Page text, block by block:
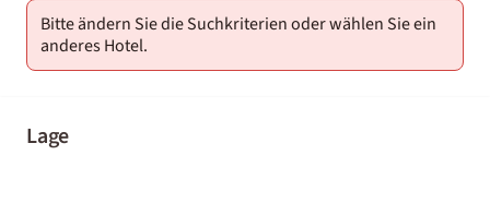
Bitte ändern Sie die Suchkriterien oder wählen Sie ein
anderes Hotel.
Lage